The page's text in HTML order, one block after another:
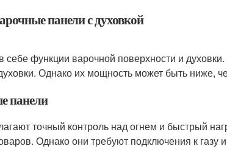
панели с духовкой
себе функции варочной поверхности и
Однако их мощность может быть ниже,
панели
точный контроль над огнем и быстрый
Однако они требуют подключения к газу